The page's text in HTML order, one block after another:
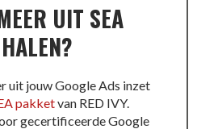
UIT SEA
HALEN?
uit jouw Google Ads inzet
pakketvan RED IVY.
gecertificeerde Google